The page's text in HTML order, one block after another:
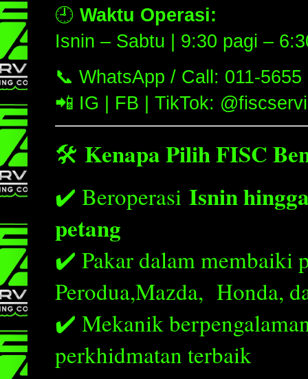
🕘 Waktu Operasi:
Isnin – Sabtu | 9:30 pagi –
📞 WhatsApp / Call: 011-5655
📲 IG | FB | TikTok:
🛠️ Kenapa Pilih FISC
✔️ Beroperasi Isnin
petang
✔️ Pakar dalam membaiki
Perodua,Mazda, Honda,
✔️ Mekanik
perkhidmatan terbaik